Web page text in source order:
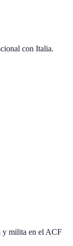
con Italia.
y milita en el ACF